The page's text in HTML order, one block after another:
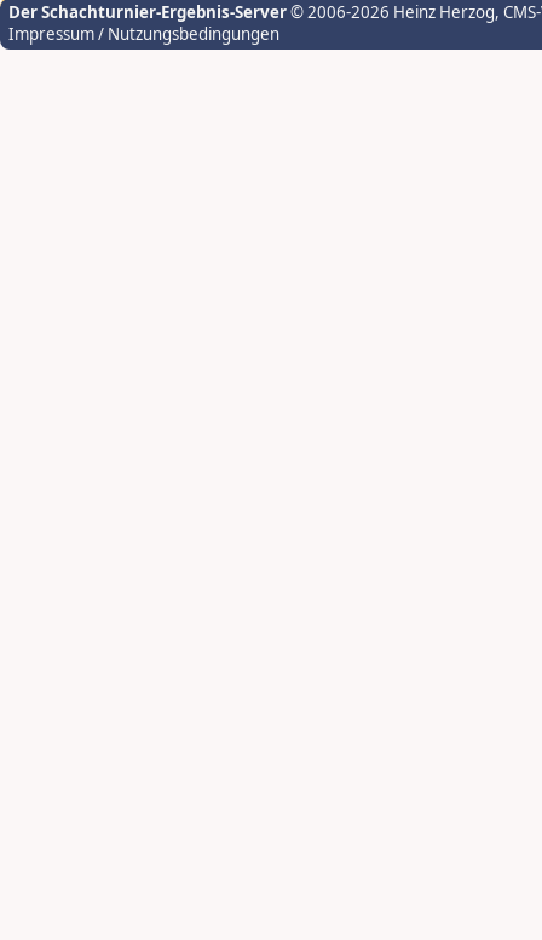
Der Schachturnier-Ergebnis-Server© 2006-2026 Heinz Herzog,
Impressum / Nutzungsbedingungen